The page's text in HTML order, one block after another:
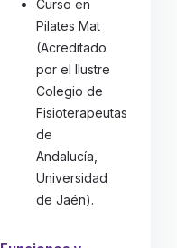
Curso en
Pilates Mat
(Acreditado
por el Ilustre
Colegio de
Fisioterapeutas
de
Andalucía,
Universidad
de Jaén).